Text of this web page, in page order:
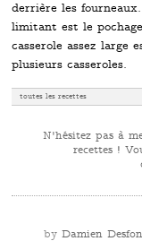
derrière les
limitant est le
casserole assez
plusieurs casseroles.
toutes les recettes
N'hésitez pas à
recettes !
by Damien